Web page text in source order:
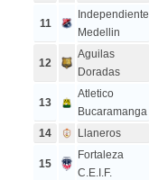
11
Independiente
Medellin
12
Aguilas
Doradas
13
Atletico
Bucaramanga
14 Llaneros
15
Fortaleza
C.E.I.F.